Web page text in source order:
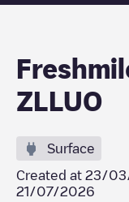
ZLLUO
Surface
Created at 23/
21/07/2026